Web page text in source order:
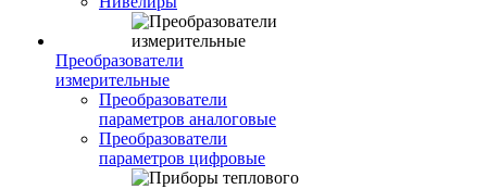
Преобразователи
измерительные
Преобразователи
параметров аналоговые
Преобразователи
параметров цифровые